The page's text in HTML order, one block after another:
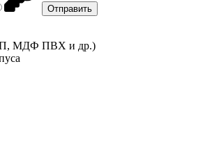
МДФ ПВХ и др.)